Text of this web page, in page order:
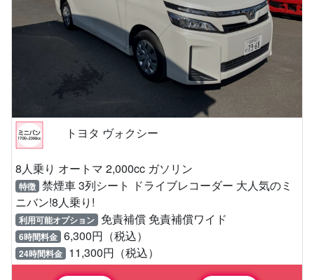
トヨタ ヴォクシー
8人乗り オートマ 2,000cc ガソリン
特徴 禁煙車 3列シート ドライブレコーダー 大人気のミ
ニバン!8人乗り!
利用可能オプション 免責補償 免責補償ワイド
6時間料金 6,300円（税込）
24時間料金 11,300円（税込）